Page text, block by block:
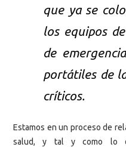
que ya se
los equipos
de
portátiles de
críticos.
Estamos en un proceso de
salud, y tal y como lo